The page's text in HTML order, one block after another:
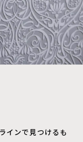
インで見つけるも